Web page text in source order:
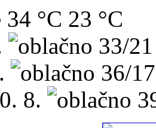
34 °C 23 °C
33/
36/
8.